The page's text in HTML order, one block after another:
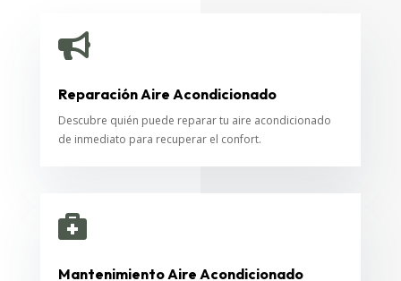

Reparación Aire Acondicionado
Descubre quién puede reparar tu aire acondicionado
de inmediato para recuperar el confort.

Mantenimiento Aire Acondicionado